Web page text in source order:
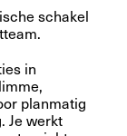
schakel
in
planmatig
Je werkt